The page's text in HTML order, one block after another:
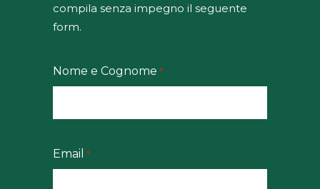
compila senza impegno il seguente
form.
Nome e Cognome *
Email *